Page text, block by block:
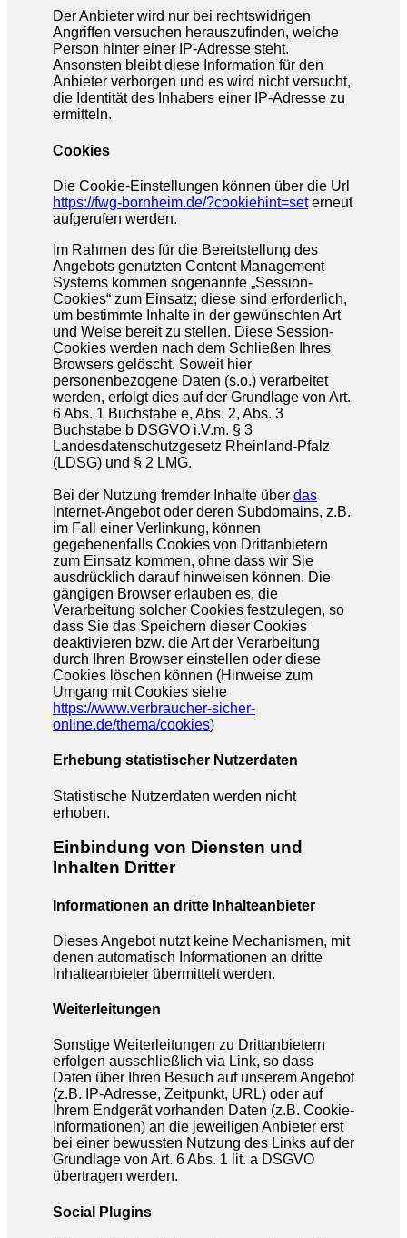
Der Anbieter wird nur bei rechtswidrigen
Angriffen versuchen herauszufinden, welche
Person hinter einer IP-Adresse steht.
Ansonsten bleibt diese Information für den
Anbieter verborgen und es wird nicht versucht,
die Identität des Inhabers einer IP-Adresse zu
ermitteln.
Cookies
Die Cookie-Einstellungen können über die Url
https://fwg-bornheim.de/?cookiehint=seterneut
aufgerufen werden.
Im Rahmen des für die Bereitstellung des
Angebots genutzten Content Management
Systems kommen sogenannte „Session-
Cookies“ zum Einsatz; diese sind erforderlich,
um bestimmte Inhalte in der gewünschten Art
und Weise bereit zu stellen. Diese Session-
Cookies werden nach dem Schließen Ihres
Browsers gelöscht. Soweit hier
personenbezogene Daten (s.o.) verarbeitet
werden, erfolgt dies auf der Grundlage von Art.
6 Abs. 1 Buchstabe e, Abs. 2, Abs. 3
Buchstabe b DSGVO i.V.m. § 3
Landesdatenschutzgesetz Rheinland-Pfalz
(LDSG) und § 2 LMG.
Bei der Nutzung fremder Inhalte über das
Internet-Angebot oder deren Subdomains, z.B.
im Fall einer Verlinkung, können
gegebenenfalls Cookies von Drittanbietern
zum Einsatz kommen, ohne dass wir Sie
ausdrücklich darauf hinweisen können. Die
gängigen Browser erlauben es, die
Verarbeitung solcher Cookies festzulegen, so
dass Sie das Speichern dieser Cookies
deaktivieren bzw. die Art der Verarbeitung
durch Ihren Browser einstellen oder diese
Cookies löschen können (Hinweise zum
Umgang mit Cookies siehe
https://www.verbraucher-sicher-
online.de/thema/cookies)
Erhebung statistischer Nutzerdaten
Statistische Nutzerdaten werden nicht
erhoben.
Einbindung von Diensten und
Inhalten Dritter
Informationen an dritte Inhalteanbieter
Dieses Angebot nutzt keine Mechanismen, mit
denen automatisch Informationen an dritte
Inhalteanbieter übermittelt werden.
Weiterleitungen
Sonstige Weiterleitungen zu Drittanbietern
erfolgen ausschließlich via Link, so dass
Daten über Ihren Besuch auf unserem Angebot
(z.B. IP-Adresse, Zeitpunkt, URL) oder auf
Ihrem Endgerät vorhanden Daten (z.B. Cookie-
Informationen) an die jeweiligen Anbieter erst
bei einer bewussten Nutzung des Links auf der
Grundlage von Art. 6 Abs. 1 lit. a DSGVO
übertragen werden.
Social Plugins